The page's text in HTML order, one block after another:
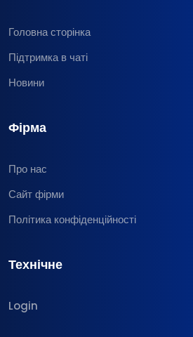
Головна сторінка
Підтримка в чаті
Новини
Фірма
Про нас
Сайт фірми
Політика конфіденційності
Технічне
Login